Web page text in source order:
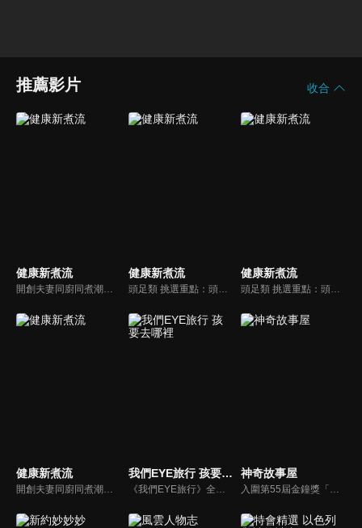
推薦影片 收合
健康新煮流 健康新煮流
頭足類 挑選重點：頭足類利用清洗時去除內臟可以降低膽固醇的攝取。挑選雙眼清澈明亮，眼球稍微凸出，肉質結實有彈性為佳。身體具透明感，觸腕或是吸盤一碰到活體就會吸附住便是新鮮的。
健康新煮流
頭足類 挑選重點：頭足類利用清洗時去除內臟可以降低膽固醇的攝取。挑選雙眼清澈明亮，眼球稍微凸出，肉質結實有彈性為佳。身體具透明感，觸腕或是吸盤一碰到活體就會吸附住便是新鮮的。
健康新煮流
開創夫妻同廚同煮潮流的KC夫婦，繼《健康醫食代》後，走出攝影棚，帶大家全台走透透，發掘上帝賞賜的美味食材，內容融合新加坡南洋風和客家純樸味，加上台灣獨特的閩南風情，互相激盪交織出的火花，打造出獨一無二的美食節目。
我們EYE旅行 孩要去哪裡
《我們EYE旅行》全新單元「孩要去哪裡」除了介紹適合親子同遊的景點外，並結合社會關懷，強調家庭的溫暖與愛的感動，期盼透過旅遊為弱勢孩童創造美好回憶，一圓他們的夢想。
神奇故事屋
入圍第55屆金鐘獎「兒童少年節目獎」，神奇故事屋將書內場景帶到戶外，帶領孩子認識台灣人文歷史、農作特產及在地文化。